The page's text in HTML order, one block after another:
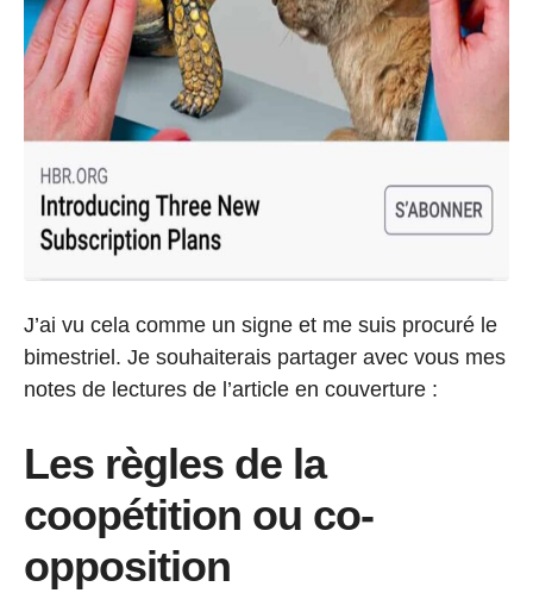
J’ai vu cela comme un signe et me suis procuré le
bimestriel. Je souhaiterais partager avec vous mes
notes de lectures de l’article en couverture :
Les règles de la
coopétition ou co-
opposition